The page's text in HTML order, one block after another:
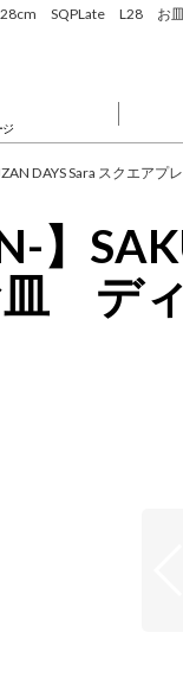
ト L 28cm SQPLate
ジ
DAYS Sara スク
】
デ